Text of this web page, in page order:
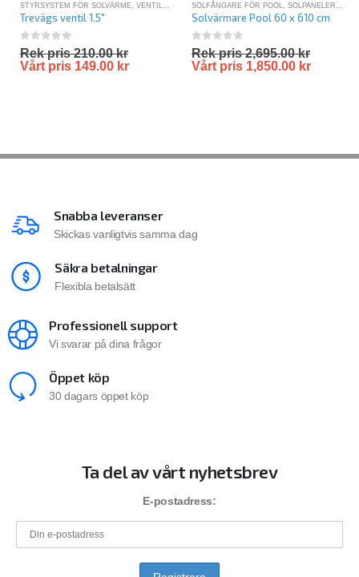
STYRSYSTEM FÖR SOLVÄRME VENTILER
Trevägs ventil 1.5″
0out of 5
Rek pris210.00kr
Vårt pris 149.00 kr
SOLFÅNGARE FÖR POOL SOLPANELER POOL
Solvärmare Pool 60 x 610 cm
0out of 5
Rek pris2,695.00kr
Vårt pris 1,850.00 kr
Snabba leveranser
Skickas vanligtvis samma dag
Säkra betalningar
Flexibla betalsätt
Professionell support
Vi svarar på dina frågor
Öppet köp
30 dagars öppet köp
Ta del av vårt nyhetsbrev
E-postadress: